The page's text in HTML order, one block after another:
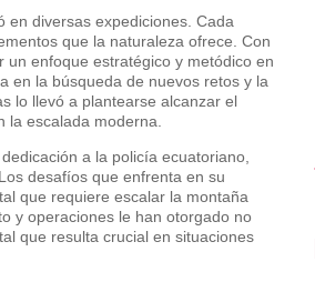
en diversas expediciones. Cada
que la naturaleza ofrece. Con
enfoque estratégico y metódico en
en la búsqueda de nuevos retos y la
lo llevó a plantearse alcanzar el
escalada moderna.
a la policía ecuatoriano,
desafíos que enfrenta en su
que requiere escalar la montaña
y operaciones le han otorgado no
que resulta crucial en situaciones